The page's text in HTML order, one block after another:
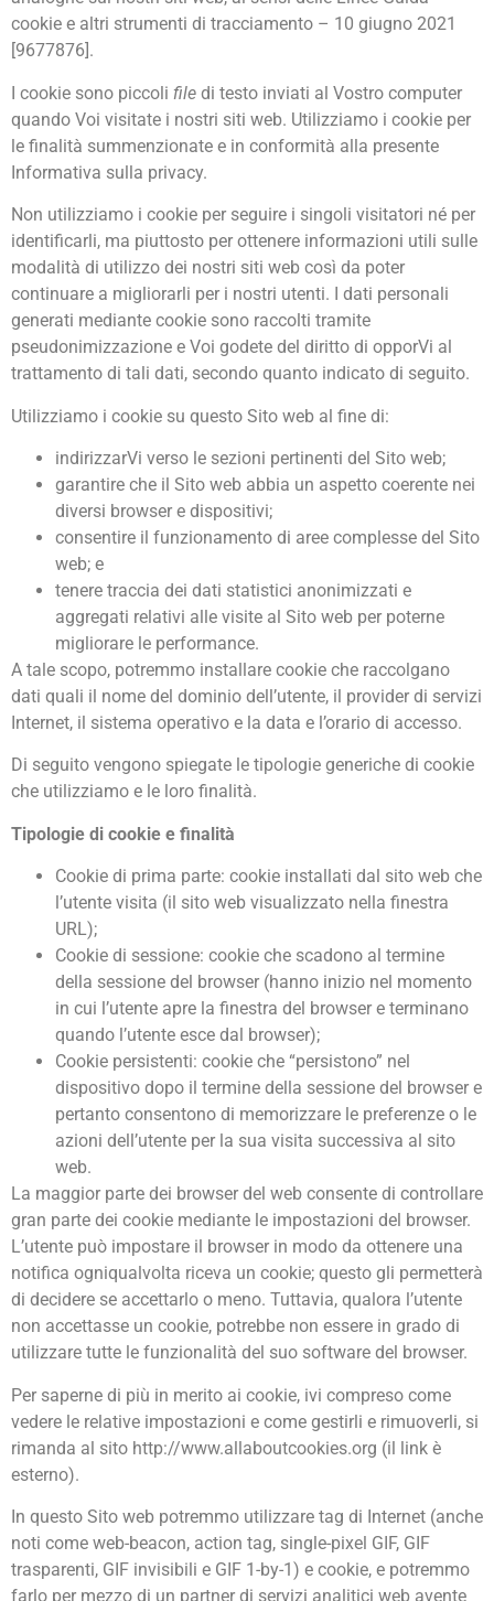
cookie e altri strumenti di tracciamento – 10 giugno 2021
[9677876].
I cookie sono piccoli file di testo inviati al Vostro computer
quando Voi visitate i nostri siti web. Utilizziamo i cookie per
le finalità summenzionate e in conformità alla presente
Informativa sulla privacy.
Non utilizziamo i cookie per seguire i singoli visitatori né per
identificarli, ma piuttosto per ottenere informazioni utili sulle
modalità di utilizzo dei nostri siti web così da poter
continuare a migliorarli per i nostri utenti. I dati personali
generati mediante cookie sono raccolti tramite
pseudonimizzazione e Voi godete del diritto di opporVi al
trattamento di tali dati, secondo quanto indicato di seguito.
Utilizziamo i cookie su questo Sito web al fine di:
indirizzarVi verso le sezioni pertinenti del Sito web;
garantire che il Sito web abbia un aspetto coerente nei
diversi browser e dispositivi;
consentire il funzionamento di aree complesse del Sito
web; e
tenere traccia dei dati statistici anonimizzati e
aggregati relativi alle visite al Sito web per poterne
migliorare le performance.
A tale scopo, potremmo installare cookie che raccolgano
dati quali il nome del dominio dell’utente, il provider di servizi
Internet, il sistema operativo e la data e l’orario di accesso.
Di seguito vengono spiegate le tipologie generiche di cookie
che utilizziamo e le loro finalità.
Tipologie di cookie e finalità
Cookie di prima parte: cookie installati dal sito web che
l’utente visita (il sito web visualizzato nella finestra
URL);
Cookie di sessione: cookie che scadono al termine
della sessione del browser (hanno inizio nel momento
in cui l’utente apre la finestra del browser e terminano
quando l’utente esce dal browser);
Cookie persistenti: cookie che “persistono” nel
dispositivo dopo il termine della sessione del browser e
pertanto consentono di memorizzare le preferenze o le
azioni dell’utente per la sua visita successiva al sito
web.
La maggior parte dei browser del web consente di controllare
gran parte dei cookie mediante le impostazioni del browser.
L’utente può impostare il browser in modo da ottenere una
notifica ogniqualvolta riceva un cookie; questo gli permetterà
di decidere se accettarlo o meno. Tuttavia, qualora l’utente
non accettasse un cookie, potrebbe non essere in grado di
utilizzare tutte le funzionalità del suo software del browser.
Per saperne di più in merito ai cookie, ivi compreso come
vedere le relative impostazioni e come gestirli e rimuoverli, si
rimanda al sito http://www.allaboutcookies.org (il link è
esterno).
In questo Sito web potremmo utilizzare tag di Internet (anche
noti come web-beacon, action tag, single-pixel GIF, GIF
trasparenti, GIF invisibili e GIF 1-by-1) e cookie, e potremmo
farlo per mezzo di un partner di servizi analitici web avente